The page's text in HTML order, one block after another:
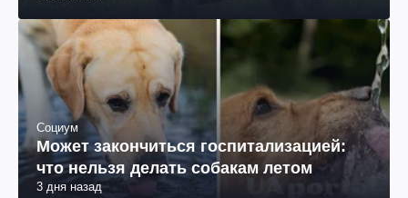
Социум
Может закончиться госпитализацией:
что нельзя делать собакам летом
3 дня назад